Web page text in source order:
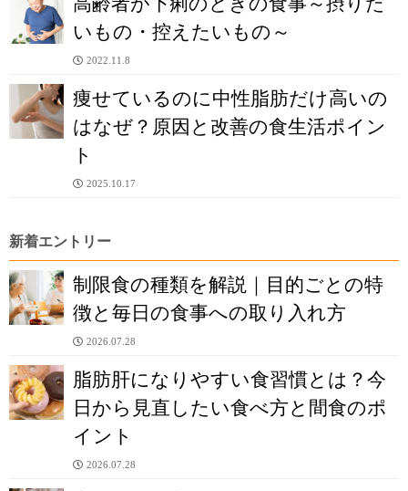
いもの・控えたいもの～
2022.11.8
痩せているのに中性脂肪だけ高いの
はなぜ？原因と改善の食生活ポイン
ト
2025.10.17
新着エントリー
制限食の種類を解説｜目的ごとの特
徴と毎日の食事への取り入れ方
2026.07.28
脂肪肝になりやすい食習慣とは？今
日から見直したい食べ方と間食のポ
イント
2026.07.28